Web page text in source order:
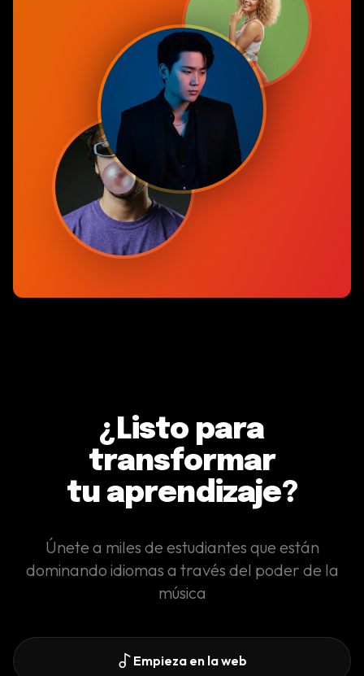
¿Listo para
transformar
tu aprendizaje?
Únete a miles de estudiantes que están
dominando idiomas a través del poder de la
música
Empieza en la web